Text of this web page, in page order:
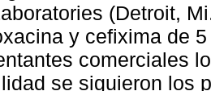
(Detroit,
y cefixima de
comerciales
se siguieron los